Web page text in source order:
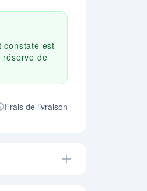
constaté est
de
Frais de livraison